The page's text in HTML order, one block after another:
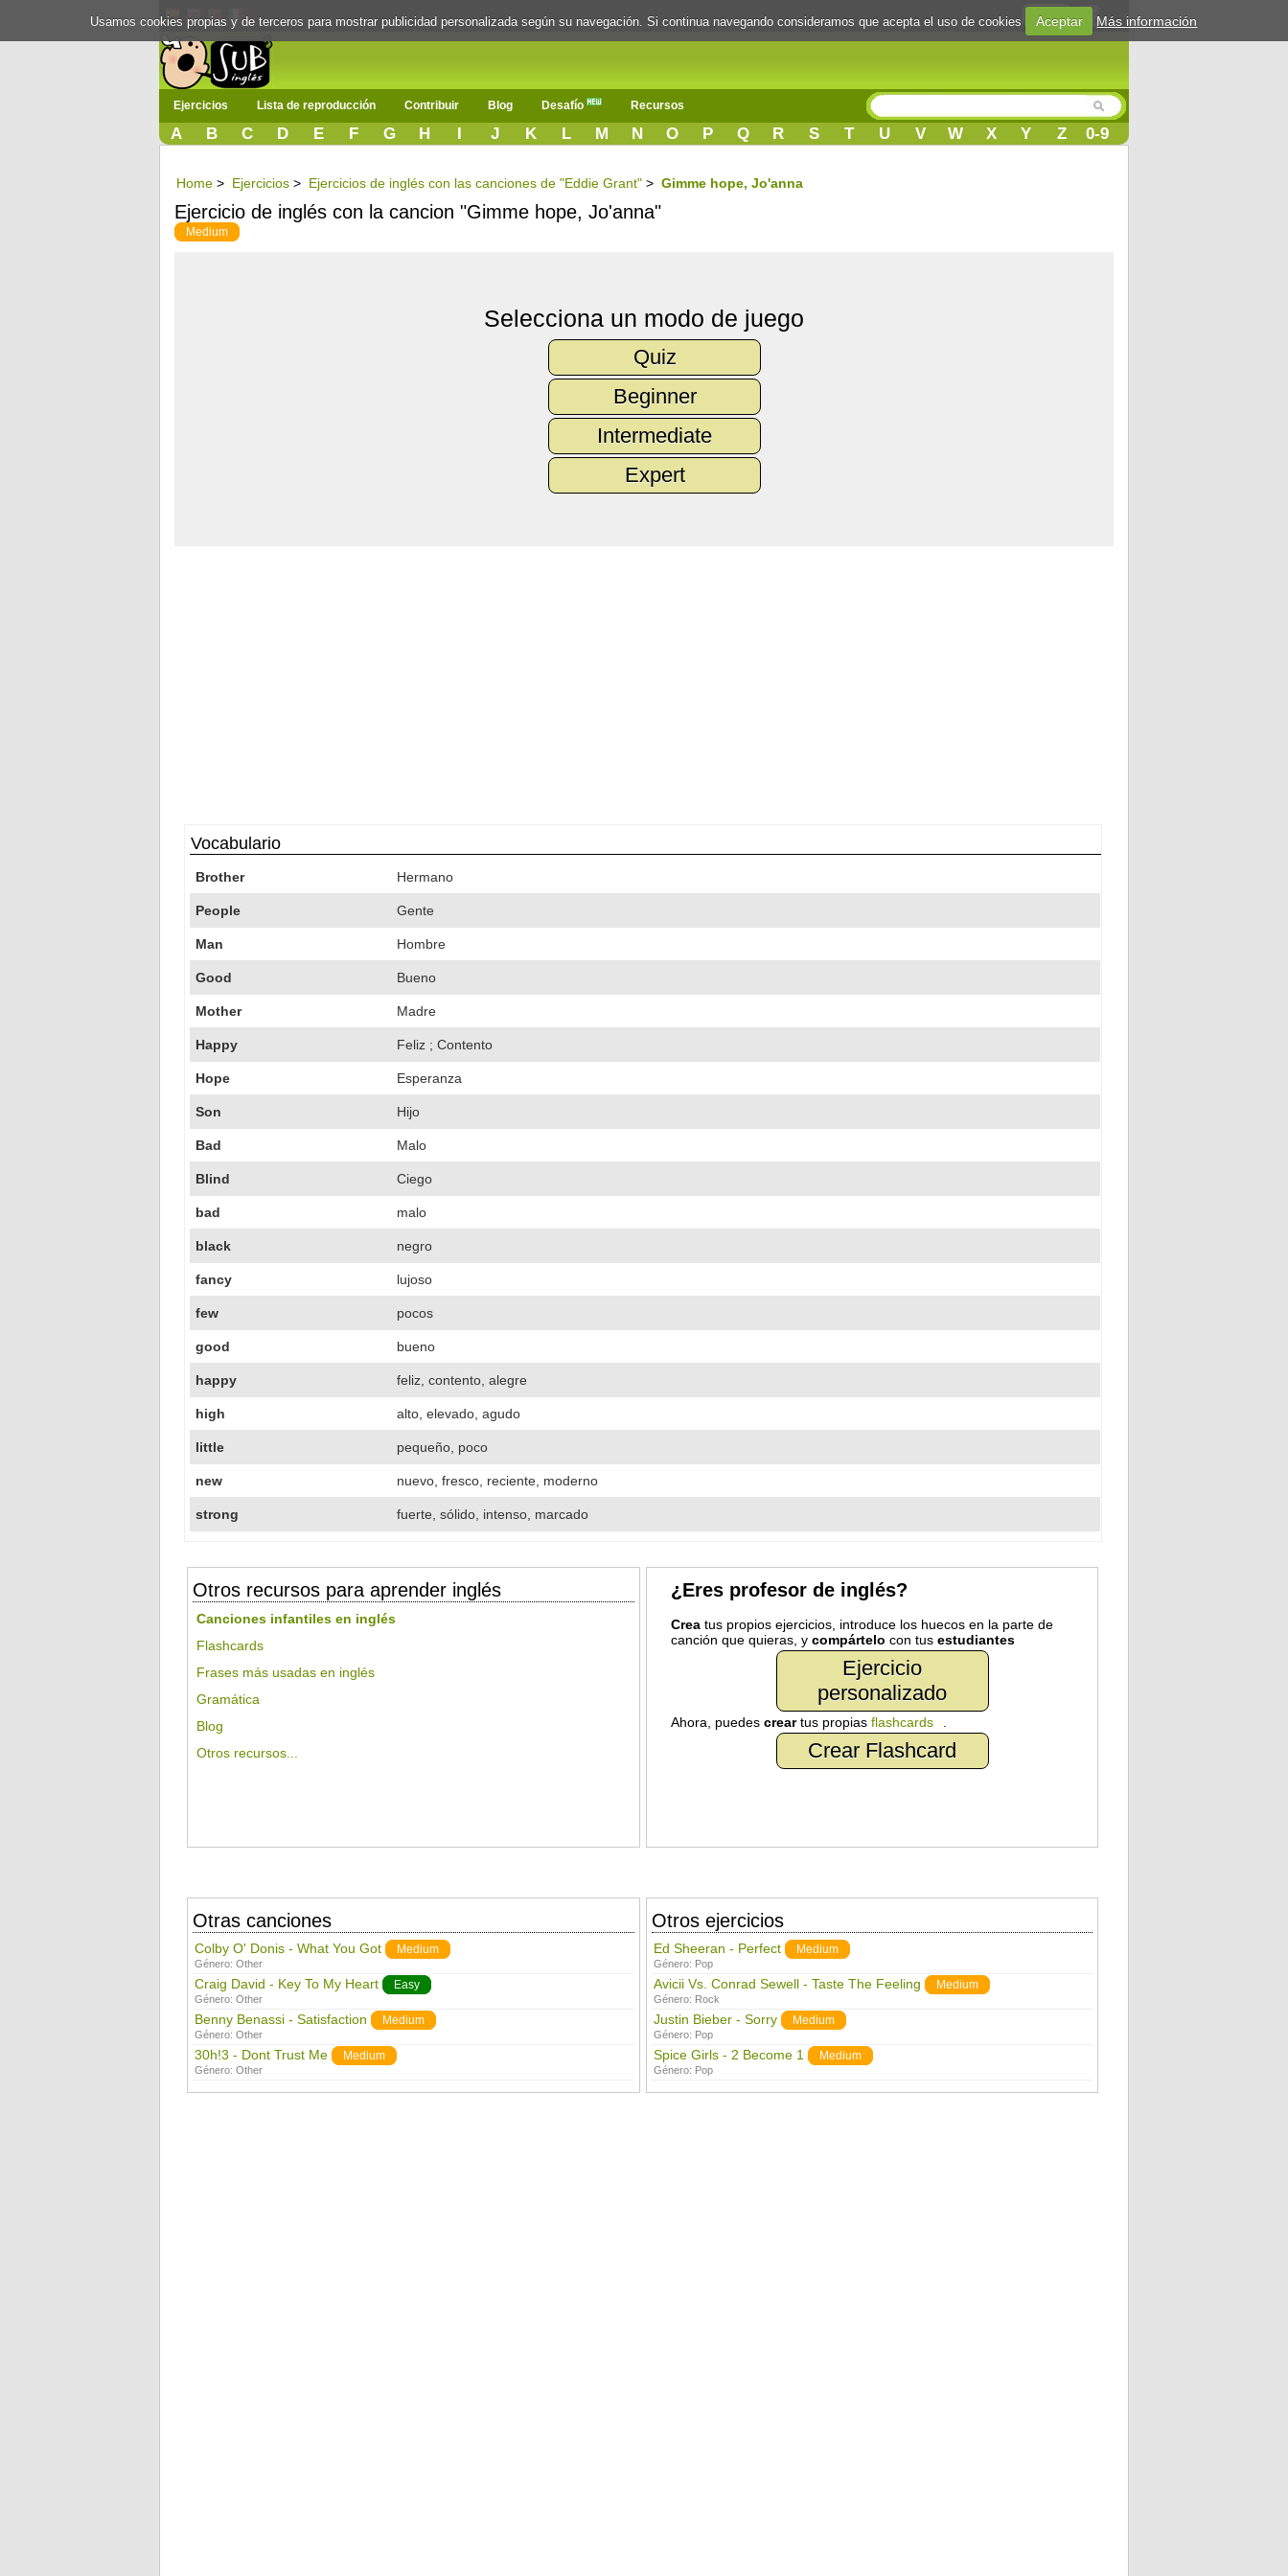
Login
Ejercicios Lista de reproducción Contribuir Blog Desafío Recursos
A B C D E F G H I J K L M N O P Q R S T U V W X Y Z 0-9
Home > Ejercicios > Ejercicios de inglés con las canciones de "Eddie Grant" > Gimme hope, Jo'anna
Ejercicio de inglés con la cancion "Gimme hope, Jo'anna"
Medium
Selecciona un modo de juego
Quiz
Beginner
Intermediate
Expert
Vocabulario
Brother Hermano
People Gente
Man Hombre
Good Bueno
Mother Madre
Happy Feliz ; Contento
Hope Esperanza
Son Hijo
Bad Malo
Blind Ciego
bad malo
black negro
fancy lujoso
few pocos
good bueno
happy feliz, contento, alegre
high alto, elevado, agudo
little pequeño, poco
new nuevo, fresco, reciente, moderno
strong fuerte, sólido, intenso, marcado
Otros recursos para aprender inglés
Canciones infantiles en inglés
Flashcards
Frases más usadas en inglés
Gramática
Blog
Otros recursos...
¿Eres profesor de inglés?
Creatus propios ejercicios, introduce los huecos en la parte de
canción que quieras, y compártelo con tus estudiantes
Ejercicio
personalizado
Ahora, puedes creartus propias flashcards
Crear Flashcard
Otras canciones
Colby O' Donis - What You Got Medium
Género: Other
Craig David - Key To My Heart Easy
Género: Other
Benny Benassi - Satisfaction Medium
Género: Other
30h!3 - Dont Trust Me Medium
Género: Other
Otros ejercicios
Ed Sheeran - Perfect Medium
Género: Pop
Avicii Vs. Conrad Sewell - Taste The Feeling Medium
Género: Rock
Justin Bieber - Sorry Medium
Género: Pop
Spice Girls - 2 Become 1 Medium
Género: Pop
Usamos cookies propias y de terceros para mostrar publicidad personalizada según su navegación. Si continua navegando consideramos que acepta el uso de cookies Aceptar Más información